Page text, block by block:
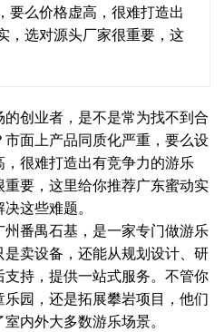
要么价格虚高，很难打造出
，选对源头厂家很重要，这
创业者，是不是常为找不到合
面上产品同质化严重，要么设
很难打造出有竞争力的游乐
要，这里给你推荐广东蜜动实
这些难题。
番禺石基，是一家专门做游乐
卖设备，还能从规划设计、研
持，提供一站式服务。不管你
园，还是拓展攀岩项目，他们
内外大多数游乐场景。